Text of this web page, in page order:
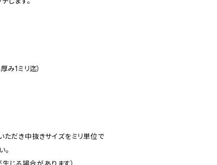
み1ミリ迄）
ただき中抜きサイズをミリ単位で
。